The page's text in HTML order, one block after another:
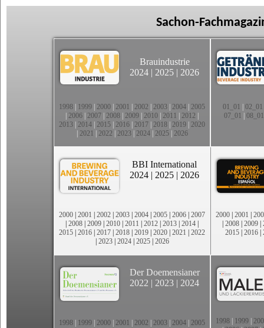
Sachon-
Brauindustrie
2024 | 2025 | 2026
1998 1999 2000 2001 2002 2003 2004 2005
2006 2007 2008 2009 2010 2011 2012
2013 2014 2015 2016 2017 2018 2019 2020
2021 2022 2023| 2024| 2025| 2026
01_01 02_01
07_01
08_01
BBI International
2024 | 2025 | 2026
2000 | 2001 | 2002 | 2003 | 2004 | 2005 | 2006 | 2007
| 2008 | 2009 | 2010 | 2011 | 2012 | 2013 | 2014 |
2015 | 2016 | 2017 | 2018 | 2019 | 2020 | 2021 | 2022
| 2023| 2024| 2025| 2026
2000 | 2001 |
| 2008 | 2009 |
2015 | 2016 |
Der Doemensianer
2022 | 2023 | 2024
1998 1999 2000 2001 2002 2003 2004 2005
1998 1999